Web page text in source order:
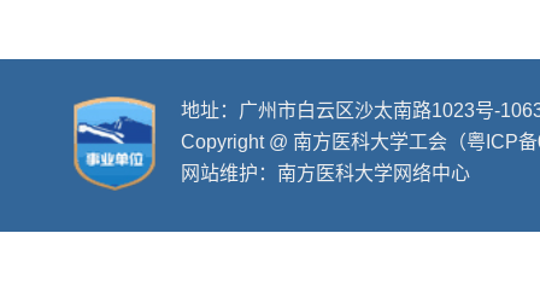
地址：广州市白云区沙太南路1023号-
Copyright @ 南方医科大学工会（粤ICP
网站维护：南方医科大学网络中心